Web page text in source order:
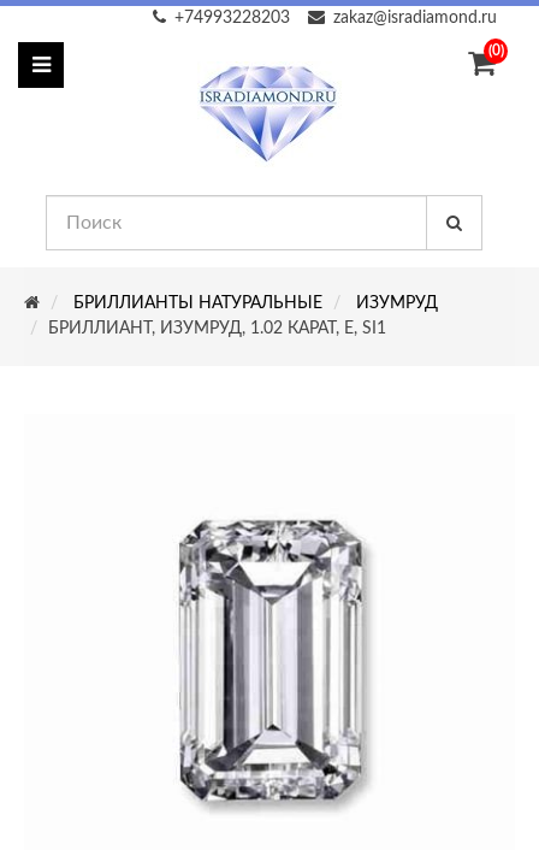
zakaz@isradiamond.ru
+74993228203
(0)
БРИЛЛИАНТЫ НАТУРАЛЬНЫЕ
ИЗУМРУД
БРИЛЛИАНТ, ИЗУМРУД, 1.02 КАРАТ, E, SI1